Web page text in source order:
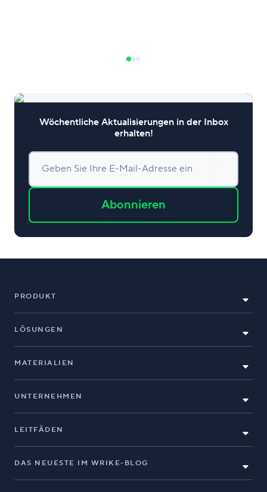
Wöchentliche Aktualisierungen in der Inbox
erhalten!
Geben Sie Ihre E-Mail-Adresse ein
Abonnieren
PRODUKT
LÖSUNGEN
MATERIALIEN
UNTERNEHMEN
LEITFÄDEN
DAS NEUESTE IM WRIKE-BLOG